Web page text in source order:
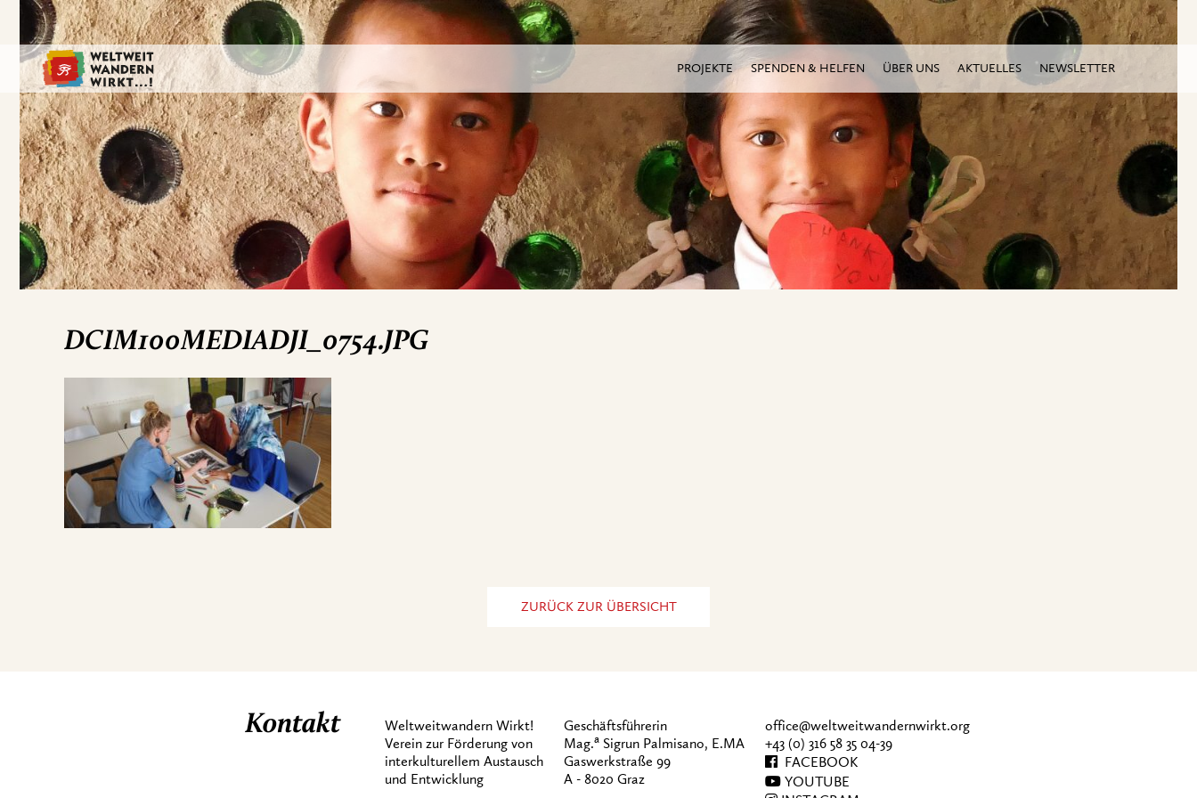
PROJEKTE SPENDEN & HELFEN ÜBER UNS AKTUELLES NEWSLETTER
DCIM100MEDIADJI_0754.JPG
ZURÜCK ZUR ÜBERSICHT
Kontakt
Weltweitwandern Wirkt!
Verein zur Förderung von
interkulturellem Austausch
und Entwicklung
Geschäftsführerin
Mag.a Sigrun Palmisano, E.MA
Gaswerkstraße 99
A - 8020 Graz
office@weltweitwandernwirkt.org
+43 (0) 316 58 35 04-39
FACEBOOK
YOUTUBE